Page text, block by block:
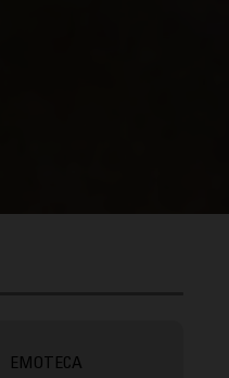
EMOTECA